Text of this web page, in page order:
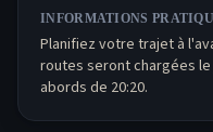
INFORMATIONS
Planifiez votre trajet à
routes seront chargées
abords de 20:20.